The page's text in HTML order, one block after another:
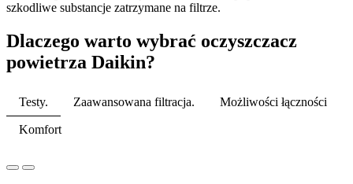
szkodliwe substancje zatrzymane na filtrze.
Dlaczego warto wybrać oczyszczacz
powietrza Daikin?
Testy. Zaawansowana filtracja. Możliwości łączności
Komfort